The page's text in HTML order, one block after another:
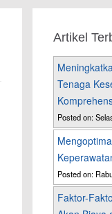
Artikel
Tenaga
Posted on:
Posted on:
Faktor-